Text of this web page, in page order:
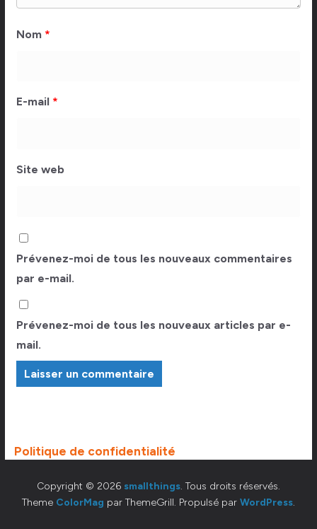
Nom *
E-mail *
Site web
Prévenez-moi de tous les nouveaux commentaires
par e-mail.
Prévenez-moi de tous les nouveaux articles par e-
mail.
Politique de confidentialité
Copyright © 2026 smallthings. Tous droits réservés.
Theme ColorMag par ThemeGrill. Propulsé par WordPress.